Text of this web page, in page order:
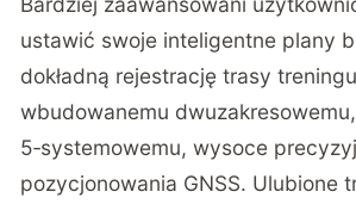
ustawić swoje inteligentne plany
dokładną rejestrację trasy
wbudowanemu dwuzakresowemu,
5‑systemowemu, wysoce
pozycjonowania GNSS. Ulubione